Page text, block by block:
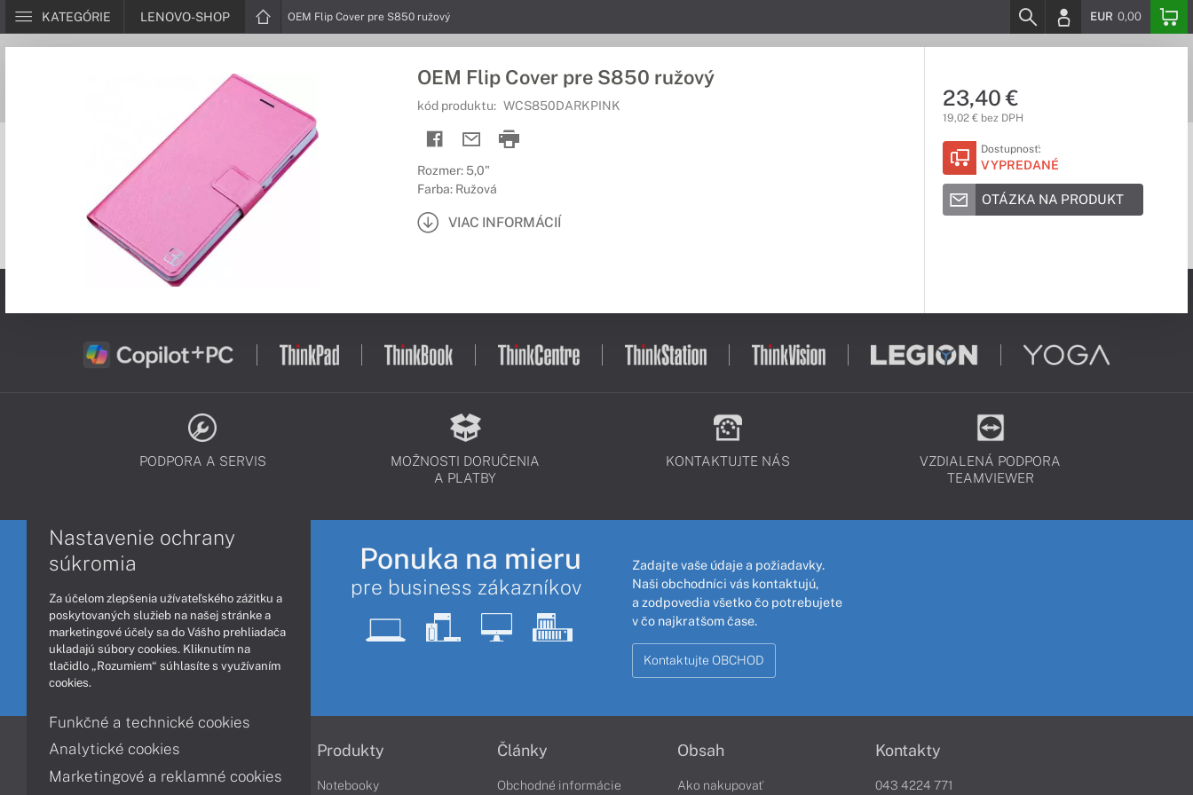
KATEGÓRIE LENOVO-SHOP OEM Flip Cover pre S850 ružový EUR 0,00
OEM Flip Cover pre S850 ružový
kód produktu: WCS850DARKPINK
Rozmer: 5,0"
Farba: Ružová
VIAC INFORMÁCIÍ
23,40 €
19,02 € bez DPH
Dostupnosť:
VYPREDANÉ
OTÁZKA NA PRODUKT
PODPORA A SERVIS
MOŽNOSTI DORUČENIA
A PLATBY
KONTAKTUJTE NÁS
VZDIALENÁ PODPORA
TEAMVIEWER
Ponuka na mieru
pre business zákazníkov
Zadajte vaše údaje a požiadavky.
Naši obchodníci vás kontaktujú,
a zodpovedia všetko čo potrebujete
v čo najkratšom čase.
Kontaktujte OBCHOD
Informácie
Obchodné podmienky
Produkty
Notebooky
Články
Obchodné informácie
Obsah
Ako nakupovať
Kontakty
043 4224 771
Nastavenie ochrany
súkromia
Za účelom zlepšenia užívateľského zážitku a
poskytovaných služieb na našej stránke a
marketingové účely sa do Vášho prehliadača
ukladajú súbory cookies. Kliknutím na
tlačidlo „Rozumiem“ súhlasíte s využívaním
cookies.
Funkčné a technické cookies
Analytické cookies
Marketingové a reklamné cookies